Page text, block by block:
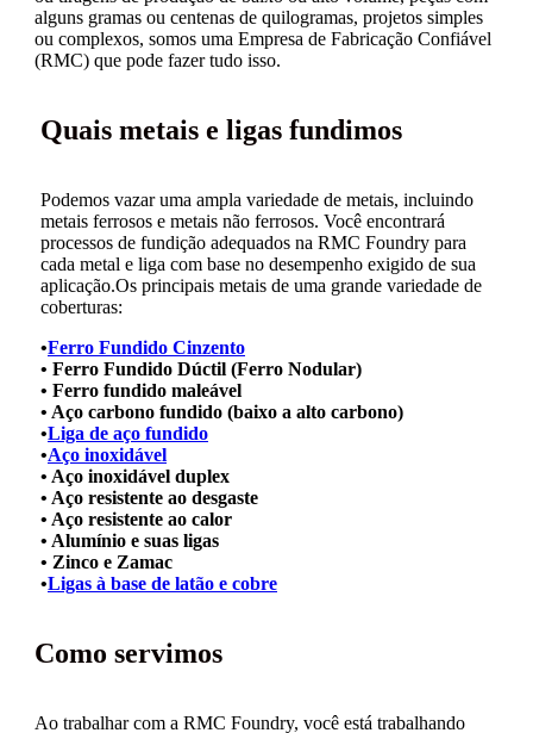
alguns gramas ou centenas de quilogramas, projetos simples
ou complexos, somos uma Empresa de Fabricação Confiável
(RMC) que pode fazer tudo isso.
Quais metais e ligas fundimos
Podemos vazar uma ampla variedade de metais, incluindo
metais ferrosos e metais não ferrosos. Você encontrará
processos de fundição adequados na RMC Foundry para
cada metal e liga com base no desempenho exigido de sua
aplicação.Os principais metais de uma grande variedade de
coberturas:
•Ferro Fundido Cinzento
• Ferro Fundido Dúctil (Ferro Nodular)
• Ferro fundido maleável
• Aço carbono fundido (baixo a alto carbono)
•Liga de aço fundido
•Aço inoxidável
• Aço inoxidável duplex
• Aço resistente ao desgaste
• Aço resistente ao calor
• Alumínio e suas ligas
• Zinco e Zamac
•Ligas à base de latão e cobre
Como servimos
Ao trabalhar com a RMC Foundry, você está trabalhando